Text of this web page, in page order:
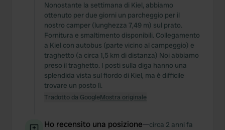
Nonostante la settimana di Kiel, abbiamo
ottenuto per due giorni un parcheggio per il
nostro camper (lunghezza 7,49 m) sul prato.
Fornitura e smaltimento disponibili. Collegamento
a Kiel con autobus (parte vicino al campeggio) e
traghetto (a circa 1,5 km di distanza) Noi abbiamo
preso il traghetto. I posti sulla diga hanno una
splendida vista sul fiordo di Kiel, ma è difficile
trovare un posto lì.
Tradotto da GoogleMostra originale
Ho recensito una posizione—circa 2 anni fa